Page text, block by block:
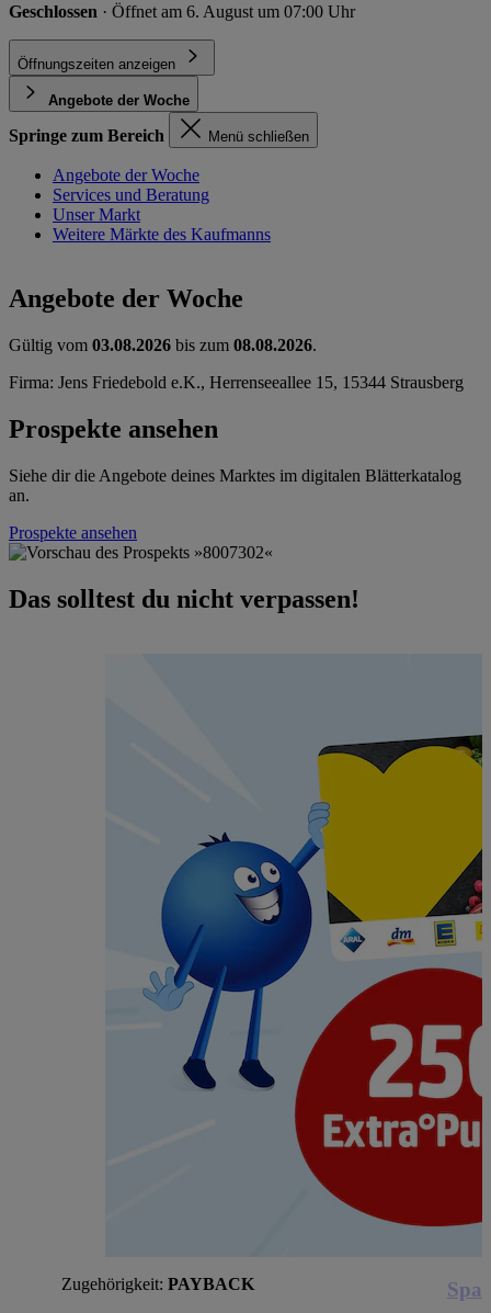
Geschlossen · Öffnet am 6. August um 07:00 Uhr
Öffnungszeiten anzeigen
Angebote der Woche
Springe zum Bereich Menü schließen
Angebote der Woche
Services und Beratung
Unser Markt
Weitere Märkte des Kaufmanns
Angebote der Woche
Gültig vom 03.08.2026 bis zum 08.08.2026.
Firma: Jens Friedebold e.K., Herrenseeallee 15, 15344 Strausberg
Prospekte ansehen
Siehe dir die Angebote deines Marktes im digitalen Blätterkatalog
an.
Prospekte ansehen
Das solltest du nicht verpassen!
Zugehörigkeit: PAYBACK